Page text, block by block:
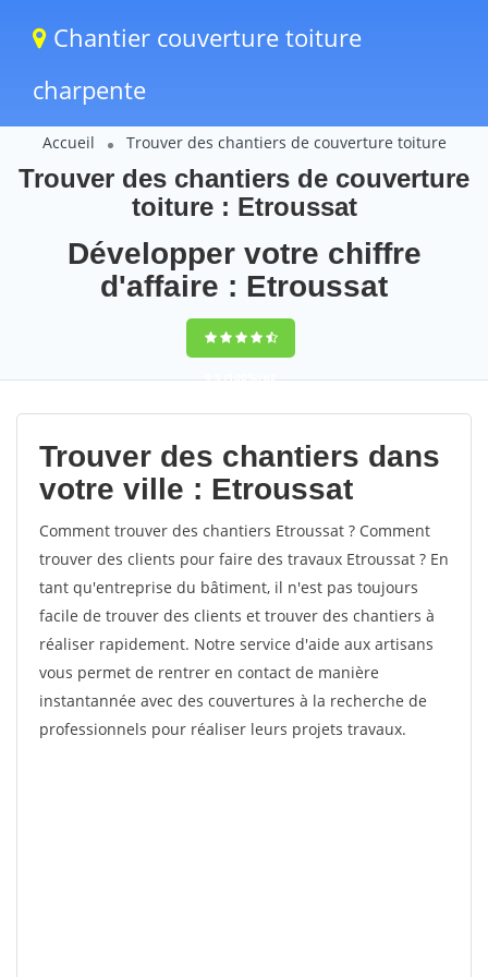
Chantier couverture toiture
charpente
Accueil Trouver des chantiers de couverture toiture
Trouver des chantiers de couverture
toiture : Etroussat
Développer votre chiffre
d'affaire : Etroussat
9,5(100%)62
votes
Trouver des chantiers dans
votre ville : Etroussat
Comment trouver des chantiers Etroussat ? Comment
trouver des clients pour faire des travaux Etroussat ? En
tant qu'entreprise du bâtiment, il n'est pas toujours
facile de trouver des clients et trouver des chantiers à
réaliser rapidement. Notre service d'aide aux artisans
vous permet de rentrer en contact de manière
instantannée avec des couvertures à la recherche de
professionnels pour réaliser leurs projets travaux.